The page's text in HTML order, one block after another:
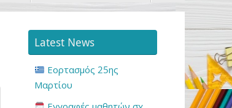
Latest News
Εορτασμός 25ης
Μαρτίου